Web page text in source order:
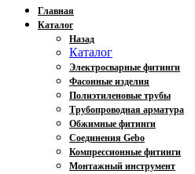
Главная
Каталог
Назад
Каталог
Электросварные фитинги
Фасонные изделия
Полиэтиленовые трубы
Трубопроводная арматура
Обжимные фитинги
Соединения Gebo
Компрессионные фитинги
Монтажный инструмент